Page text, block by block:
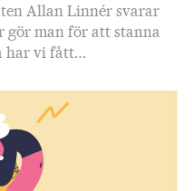
Allan Linnér svarar
gör man för att stanna
har vi fått…